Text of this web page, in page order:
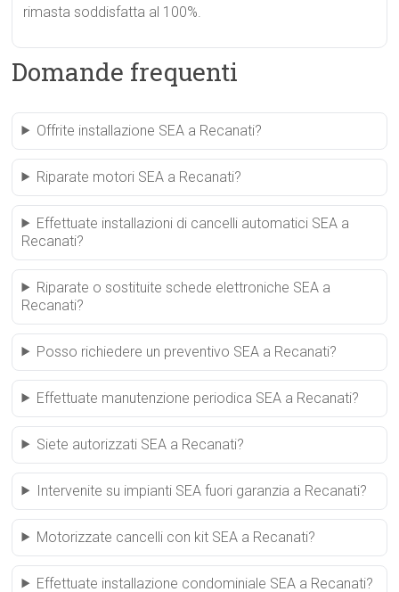
rimasta soddisfatta al 100%.
Domande frequenti
Offrite installazione SEA a Recanati?
Riparate motori SEA a Recanati?
Effettuate installazioni di cancelli automatici SEA a
Recanati?
Riparate o sostituite schede elettroniche SEA a
Recanati?
Posso richiedere un preventivo SEA a Recanati?
Effettuate manutenzione periodica SEA a Recanati?
Siete autorizzati SEA a Recanati?
Intervenite su impianti SEA fuori garanzia a Recanati?
Motorizzate cancelli con kit SEA a Recanati?
Effettuate installazione condominiale SEA a Recanati?